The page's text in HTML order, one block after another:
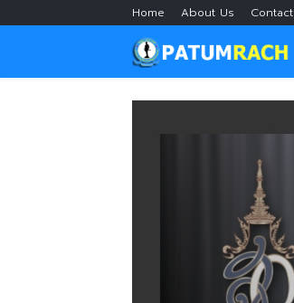
Home About Us Contact